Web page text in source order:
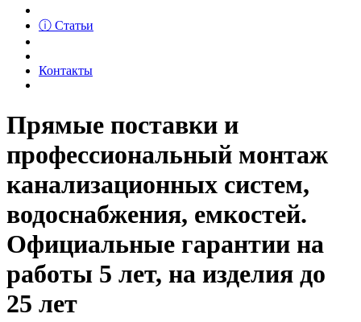
ⓘ Статьи
Контакты
Прямые поставки и
профессиональный монтаж
канализационных систем,
водоснабжения, емкостей.
Официальные гарантии на
работы 5 лет, на изделия до
25 лет